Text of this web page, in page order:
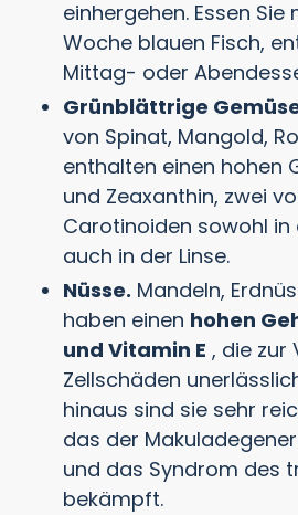
einhergehen. Essen
Woche blauen Fisch,
Mittag- oder
Grünblättrige
von Spinat, Mangold,
enthalten einen hohen
und Zeaxanthin, zwei
Carotinoiden sowohl in
auch in der Linse.
Nüsse. Mandeln,
haben einen hohen
und Vitamin E , die zur
Zellschäden
hinaus sind sie sehr
das der
und das Syndrom des
bekämpft.